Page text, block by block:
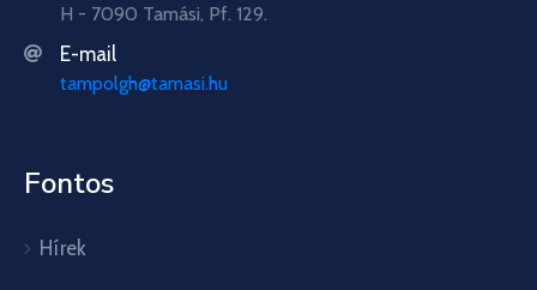
H - 7090 Tamási, Pf. 129.
E-mail
tampolgh@tamasi.hu
Fontos
Hírek